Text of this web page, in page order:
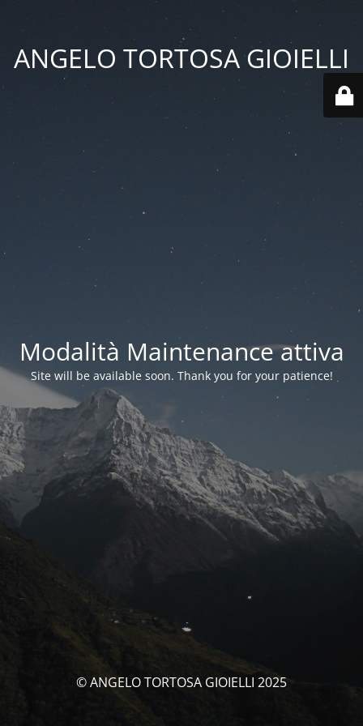
ANGELO TORTOSA GIOIELLI
Modalità Maintenance attiva
Site will be available soon. Thank you for your patience!
© ANGELO TORTOSA GIOIELLI 2025